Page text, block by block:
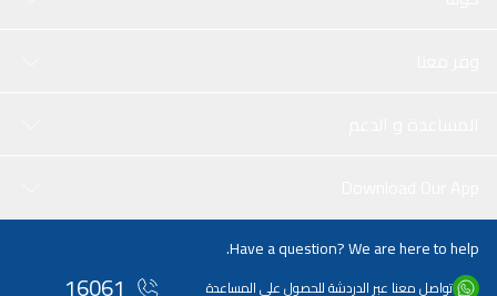
Have a question? We are here to help.
تواصل معنا عبر الدردشة للحصول على المساعدة 16061